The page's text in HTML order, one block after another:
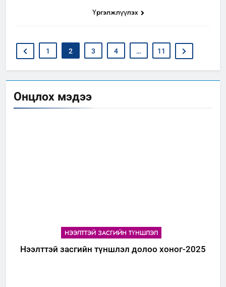
Онцлох мэдээ
НЭЭЛТТЭЙ ЗАСГИЙН ТҮНШЛЭЛ
Нээлттэй засгийн түншлэл долоо хоног-2025
Үргэлжлүүлэх
1 2 3 4 … 11